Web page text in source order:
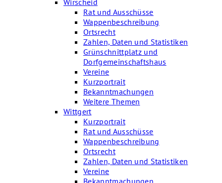
Wirscheid
Rat und Ausschüsse
Wappenbeschreibung
Ortsrecht
Zahlen, Daten und Statistiken
Grünschnittplatz und
Dorfgemeinschaftshaus
Vereine
Kurzportrait
Bekanntmachungen
Weitere Themen
Wittgert
Kurzportrait
Rat und Ausschüsse
Wappenbeschreibung
Ortsrecht
Zahlen, Daten und Statistiken
Vereine
Bekanntmachungen